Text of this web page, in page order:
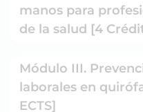
manos para
de la salud [4
Módulo III.
laborales en
ECTS]